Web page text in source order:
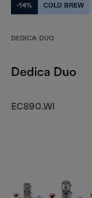
-14% COLD BREW
DEDICA DUO
Dedica Duo
EC890.WI